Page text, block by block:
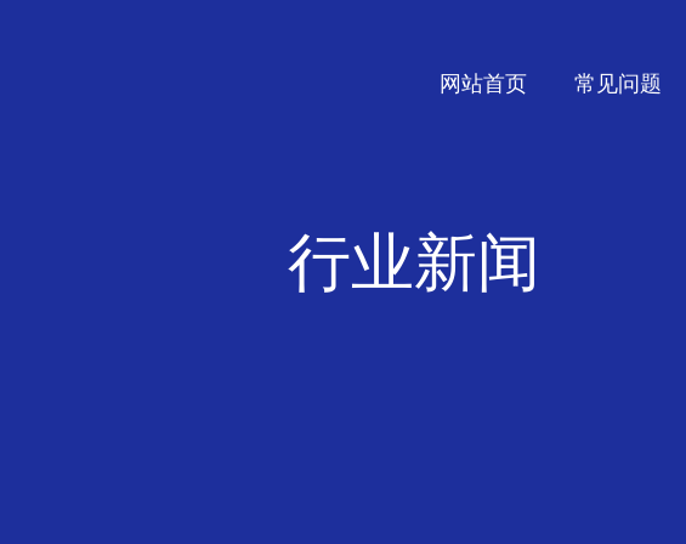
网站首页 常见问题
行业新闻